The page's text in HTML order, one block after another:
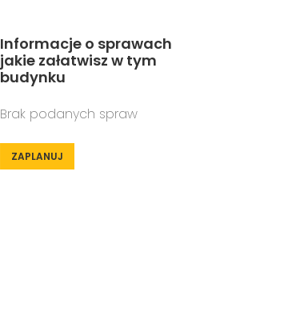
Informacje o sprawach
jakie załatwisz w tym
budynku
Brak podanych spraw
ZAPLANUJ